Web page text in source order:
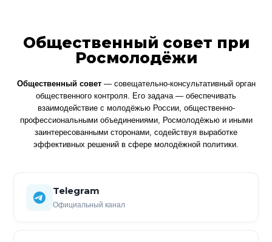
Общественный совет при
Росмолодёжи
Общественный совет— совещательно-консультативный орган
общественного контроля. Его задача — обеспечивать
взаимодействие с молодёжью России, общественно-
профессиональными объединениями, Росмолодёжью и иными
заинтересованными сторонами, содействуя выработке
эффективных решений в сфере молодёжной политики.
Telegram
Официальный канал